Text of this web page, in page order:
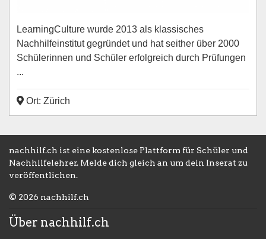
LearningCulture wurde 2013 als klassisches
Nachhilfeinstitut gegründet und hat seither über 2000
Schülerinnen und Schüler erfolgreich durch Prüfungen
...
Ort: Zürich
nachhilf.ch ist eine kostenlose Plattform für Schüler und
Nachhilfelehrer. Melde dich gleich an um dein Inserat zu
veröffentlichen.
© 2026 nachhilf.ch
Über nachhilf.ch